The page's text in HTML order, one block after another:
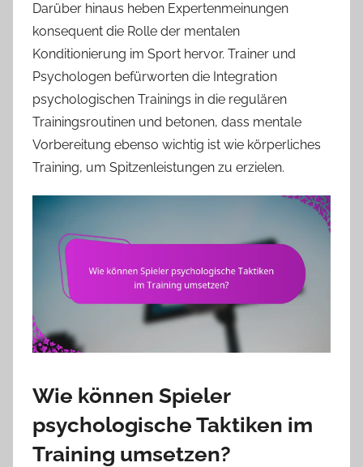
Darüber hinaus heben Expertenmeinungen
konsequent die Rolle der mentalen
Konditionierung im Sport hervor. Trainer und
Psychologen befürworten die Integration
psychologischen Trainings in die regulären
Trainingsroutinen und betonen, dass mentale
Vorbereitung ebenso wichtig ist wie körperliches
Training, um Spitzenleistungen zu erzielen.
Wie können Spieler
psychologische Taktiken im
Training umsetzen?